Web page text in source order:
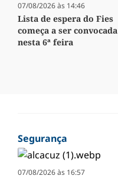
07/08/2026 às 14:46
Lista de espera do Fies
começa a ser convocada
nesta 6ª feira
Segurança
07/08/2026 às 16:57